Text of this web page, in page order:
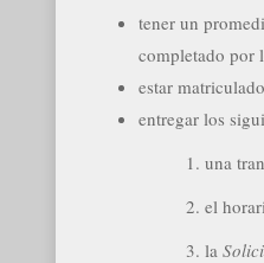
tener un
completado por
estar
entregar los
1. una
2. el
3. la